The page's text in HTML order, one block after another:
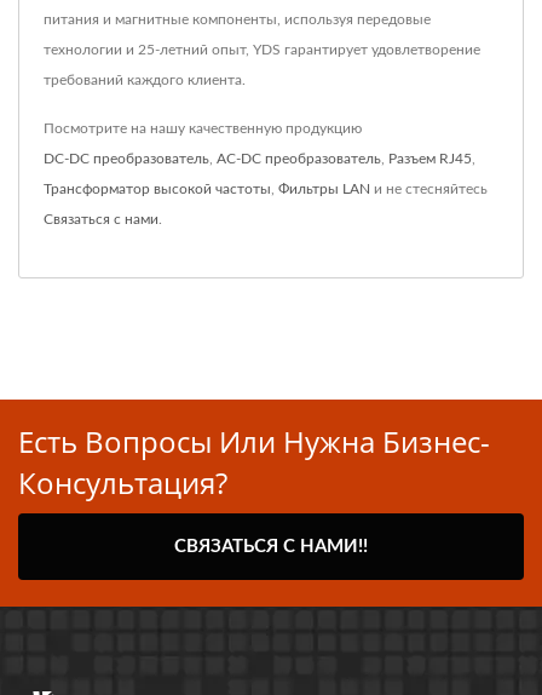
питания и магнитные компоненты, используя передовые
технологии и 25-летний опыт, YDS гарантирует удовлетворение
требований каждого клиента.
Посмотрите на нашу качественную продукцию
DC-DC преобразователь AC-DC преобразователь Разъем RJ45
Трансформатор высокой частоты Фильтры LAN и не стесняйтесь
Связаться с нами
Есть Вопросы Или Нужна Бизнес-
Консультация?
СВЯЗАТЬСЯ С НАМИ!!